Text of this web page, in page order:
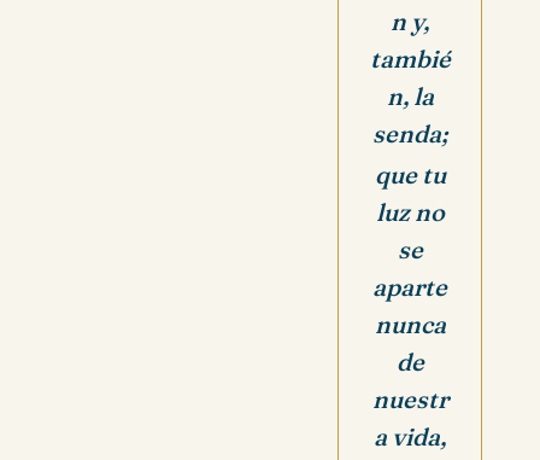
n y,
tambié
n, la
senda;
que tu
luz no
se
aparte
nunca
de
nuestr
a vida,